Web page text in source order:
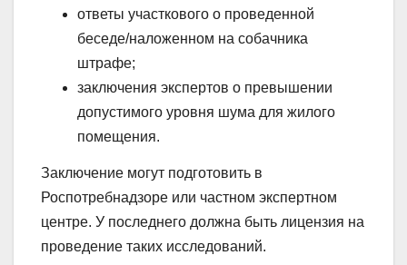
ответы участкового о проведенной
беседе/наложенном на собачника
штрафе;
заключения экспертов о превышении
допустимого уровня шума для жилого
помещения.
Заключение могут подготовить в
Роспотребнадзоре или частном экспертном
центре. У последнего должна быть лицензия на
проведение таких исследований.